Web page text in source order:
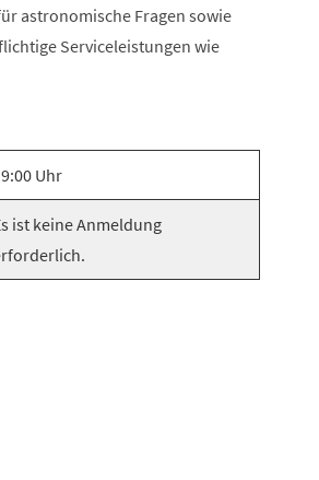
astronomische Fragen sowie
Serviceleistungen wie
Uhr
ist keine Anmeldung